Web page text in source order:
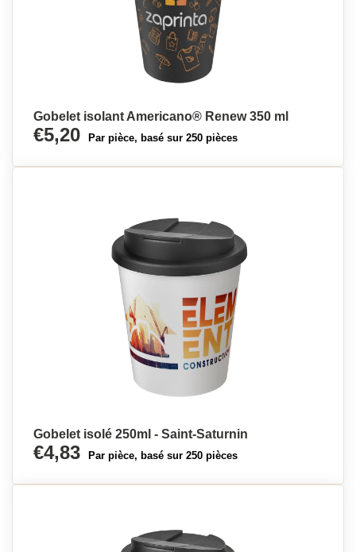
Gobelet isolant Americano®­­ Renew 350 ml
€5,20 Par pièce, basé sur 250 pièces
Gobelet isolé 250ml - Saint-Saturnin
€4,83 Par pièce, basé sur 250 pièces